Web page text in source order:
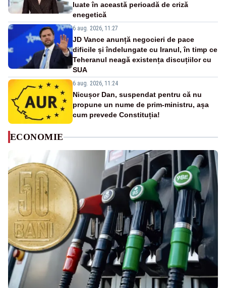
luate în această perioadă de criză
enegetică
6 aug. 2026, 11:27
JD Vance anunță negocieri de pace
dificile și îndelungate cu Iranul, în timp ce
Teheranul neagă existența discuțiilor cu
SUA
6 aug. 2026, 11:24
Nicușor Dan, suspendat pentru că nu
propune un nume de prim-ministru, așa
cum prevede Constituția!
ECONOMIE